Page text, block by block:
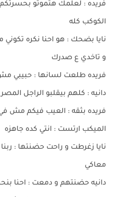
فريده : لعلمك هتموتو
الكوكب كله
نايا بضحك : هو احنا نكره
و تاخدي ع صدرك
فريده طلعت لسانها : حبيبي
دانيه : كلهم بيقلبو الراجل
فريده بثقه : العيب فيكم مش في
الميكب ارتست : انتي كده جاهزه
نايا زغرطت و راحت حضنتها :
معاكي
دانيه حضنتهم و دمعت : احنا